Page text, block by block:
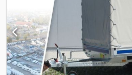
Achsenhersteller AL-KO oder KNOTT
Gebremste Achse * Stützrad
serienmäßig 200 cm * Seilwinde
Reserverad mit Halterung *
Bestätigung Angebot gültig solange
Fahrzeugbrief / COC-Bescheinigung
Mehrwertsteuer. Auch in anderen